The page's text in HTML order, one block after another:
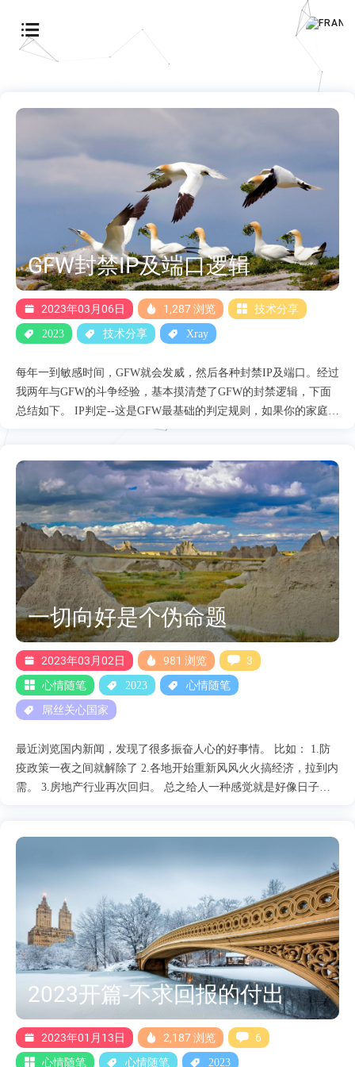
GFW封禁IP及端口逻辑
2023年03月06日 1,287 浏览 技术分享
2023 技术分享 Xray
每年一到敏感时间，GFW就会发威，然后各种封禁IP及端口。经过
我两年与GFW的斗争经验，基本摸清楚了GFW的封禁逻辑，下面
总结如下。 IP判定--这是GFW最基础的判定规则，如果你的家庭为
家用或是说刚发放的原生IP，那么无论你使用什么翻墙脚本都不会
是像搬瓦工这类重点关注的IP，那么你在理论上不光是会被封，而
且有概率会因为邻居翻墙而导致误封整个IP段。 协议判定--如果你
的IP没有在白名单里，那么GFW就会对你的协议进行判定，如果是
SS或流量特征很明显的协议，那么恭喜你，一定会被封禁IP，如果
是像Trajon这类的协议，那么GFW就会进行协议判定，但是一般情
况下，由于表面上看上去是正经的TLS协议，所以GFW大部分情况
下只是封禁端口，并不会完全封禁IP，但是这个频率可能是一天一
次，等同于封禁IP。 TLS指纹判定--当然现在有了 Vision协议，流
量回落看上去极其完美，理论上可以骗过GFW，但是为什么用脚
本的小伙伴还是会被封禁呢？这里就延申出了GFW非常强大的TLS
指纹判定，因为如果你用网上的一些脚本搭建，那么你们的TLS
指....
一切向好是个伪命题
2023年03月02日 981 浏览 3
心情随笔 2023 心情随笔
屌丝关心国家
最近浏览国内新闻，发现了很多振奋人心的好事情。 比如： 1.防
疫政策一夜之间就解除了 2.各地开始重新风风火火搞经济，拉到内
需。 3.房地产行业再次回归。 总之给人一种感觉就是好像日子又
个好兆头，仍然不排除经济硬着陆及社会出现动荡的风险。 下面
笔者从如下几个方面来分析，来验证自己的推论。 疫情三年 可以
说疫情三年对中国的打击是巨大的，尤其是极其严厉的防疫政策，
可以说真的是加速了经济衰退。表面上看老百姓的生活没有发生什
么变化，但是我们仔细查看相应数据就会发现，光是倒闭的公司就
达到了几十万家，即便存活下来的公司也面临着巨大的资金压力，
三角债问题已经成为压倒很多企业的最后一颗救命稻草了，就拿我
身处的食品行业来说，已经有多个工厂因为产能无法释放而倒闭。
这些冲击是需要1-2年的释放时间才能显现出来，所以未来2-3年经
济的下滑我认为是不可避免的，在加之疫情期间无休止的核酸检
测，以及大面积的维稳，都是对国力巨大的消耗。 可以说目前地
方已经快到了破产的地步了，下面我们来看看2022年前三季....
2023开篇-不求回报的付出
2023年01月13日 2,187 浏览 6
心情随笔 心情随笔 2023